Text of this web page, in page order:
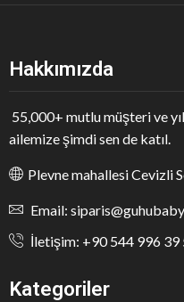
Hakkımızda
55,000+ mutlu müşteri ve
ailemize şimdi sen de katıl.
Plevne mahallesi Cevizli
Email:
İletişim: +90 544 996 39
Kategoriler